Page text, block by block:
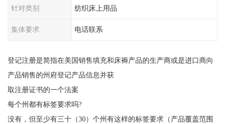
针对类别 纺织床上用品
集体要求 电话联系
登记注册是简指在美国销售填充和床褥产品的生产商或是进口商向
产品销售的州府登记产品信息并获
取注册证书的一个法案
每个州都有标签要求吗?
没有，但至少有三十（30）个州有这样的标签要求（产品覆盖范围